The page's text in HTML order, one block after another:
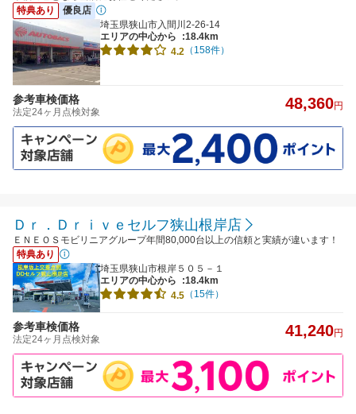
特典あり
優良店
埼玉県狭山市入間川2-26-14
エリアの中心から
:18.4km
4.2 （158件）
参考車検価格
法定24ヶ月点検対象 48,360円
Ｄｒ．Ｄｒｉｖｅセルフ狭山根岸店
ＥＮＥＯＳモビリニアグループ年間80,000台以上の信頼と実績が違います！
特典あり
埼玉県狭山市根岸５０５－１
エリアの中心から
:18.4km
4.5 （15件）
参考車検価格
法定24ヶ月点検対象 41,240円